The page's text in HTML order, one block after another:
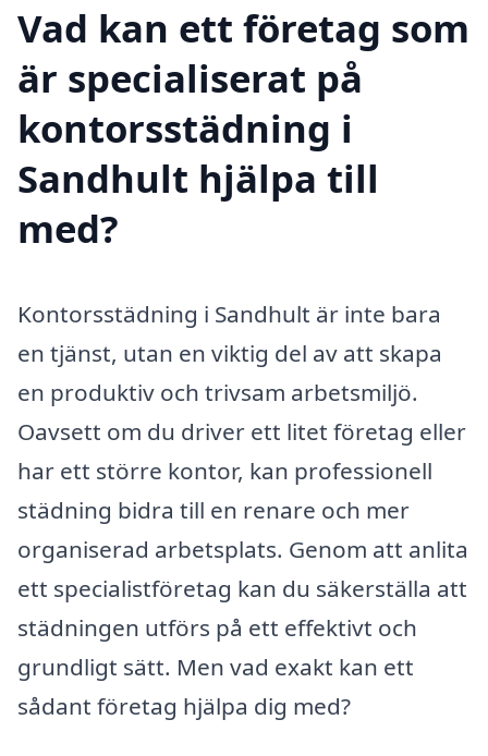
Vad kan ett företag som
är specialiserat på
kontorsstädning i
Sandhult hjälpa till
med?
Kontorsstädning i Sandhult är inte bara
en tjänst, utan en viktig del av att skapa
en produktiv och trivsam arbetsmiljö.
Oavsett om du driver ett litet företag eller
har ett större kontor, kan professionell
städning bidra till en renare och mer
organiserad arbetsplats. Genom att anlita
ett specialistföretag kan du säkerställa att
städningen utförs på ett effektivt och
grundligt sätt. Men vad exakt kan ett
sådant företag hjälpa dig med?